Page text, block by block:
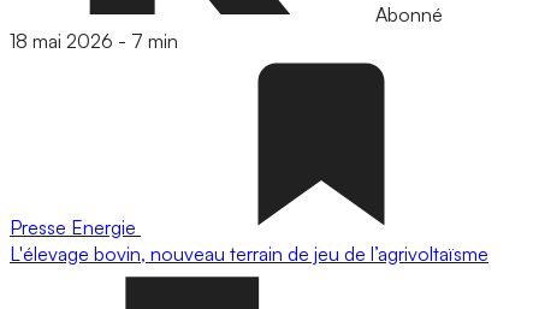
Abonné
18 mai 2026 - 7 min
Presse Energie
L'élevage bovin, nouveau terrain de jeu de l’agrivoltaïsme